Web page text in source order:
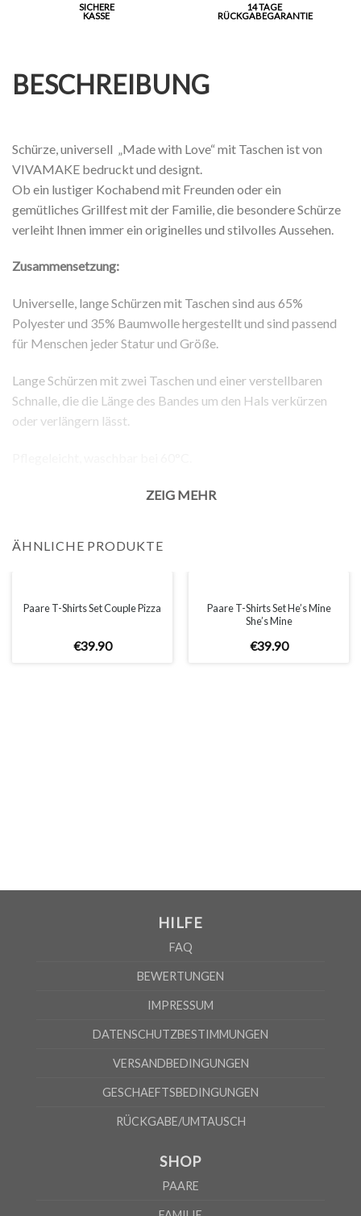
SICHERE
KASSE
14 TAGE
RÜCKGABEGARANTIE
BESCHREIBUNG
Schürze, universell „Made with Love“ mit Taschen ist von
VIVAMAKE bedruckt und designt.
Ob ein lustiger Kochabend mit Freunden oder ein
gemütliches Grillfest mit der Familie, die besondere Schürze
verleiht Ihnen immer ein originelles und stilvolles Aussehen.
Zusammensetzung:
Universelle, lange Schürzen mit Taschen sind aus 65%
Polyester und 35% Baumwolle hergestellt und sind passend
für Menschen jeder Statur und Größe.
Lange Schürzen mit zwei Taschen und einer verstellbaren
Schnalle, die die Länge des Bandes um den Hals verkürzen
oder verlängern lässt.
ZEIG MEHR
ÄHNLICHE PRODUKTE
Paare T-Shirts Set Couple Pizza
€39.90
Paare T-Shirts Set He’s Mine
She’s Mine
€39.90
HILFE
FAQ
BEWERTUNGEN
IMPRESSUM
DATENSCHUTZBESTIMMUNGEN
VERSANDBEDINGUNGEN
GESCHAEFTSBEDINGUNGEN
RÜCKGABE/UMTAUSCH
SHOP
PAARE